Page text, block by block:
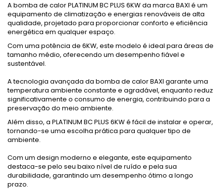
A bomba de calor PLATINUM BC PLUS 6KW da marca BAXI é um
equipamento de climatização e energias renováveis de alta
qualidade, projetado para proporcionar conforto e eficiência
energética em qualquer espaço.
Com uma potência de 6KW, este modelo é ideal para áreas de
tamanho médio, oferecendo um desempenho fiável e
sustentável.
A tecnologia avançada da bomba de calor BAXI garante uma
temperatura ambiente constante e agradável, enquanto reduz
significativamente o consumo de energia, contribuindo para a
preservação do meio ambiente.
Além disso, a PLATINUM BC PLUS 6KW é fácil de instalar e operar,
tornando-se uma escolha prática para qualquer tipo de
ambiente.
Com um design moderno e elegante, este equipamento
destaca-se pelo seu baixo nível de ruído e pela sua
durabilidade, garantindo um desempenho ótimo a longo
prazo.